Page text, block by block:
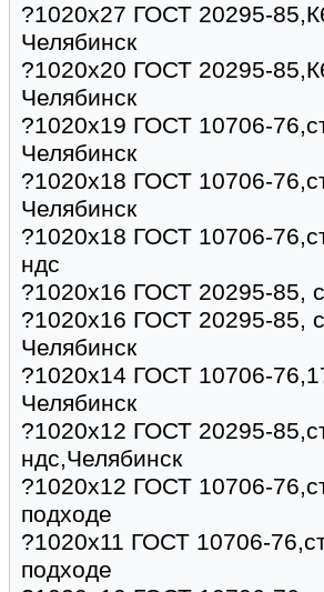
?1020х27 ГОСТ 20295-
Челябинск
?1020х20 ГОСТ 20295-
Челябинск
?1020х19 ГОСТ 10706-
Челябинск
?1020х18 ГОСТ 10706-
Челябинск
?1020х18 ГОСТ 10706-
ндс
?1020х16 ГОСТ 20295-85,
?1020х16 ГОСТ 20295-85,
Челябинск
?1020х14 ГОСТ 10706-
Челябинск
?1020х12 ГОСТ 20295-
ндс,Челябинск
?1020х12 ГОСТ 10706-
подходе
?1020х11 ГОСТ 10706-
подходе